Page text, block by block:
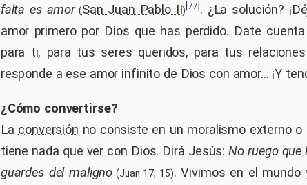
falta es amor(San Juan Pablo II)[77 . ¿La solución?
amor primero por Dios que has perdido. Date
para ti, para tus seres queridos, para tus
responde a ese amor infinito de Dios con amor... ¡Y
¿Cómo convertirse?
La conversión no consiste en un moralismo externo
tiene nada que ver con Dios. Dirá Jesús:No ruego que
guardes del maligno (Juan 17, 15). Vivimos en el